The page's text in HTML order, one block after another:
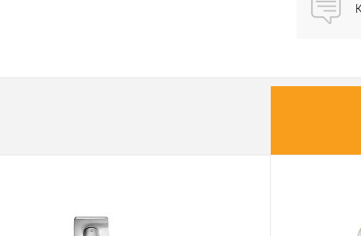
Виробник
Матеріал